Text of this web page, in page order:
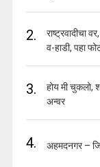
2.
राष्ट्रवादीचा
व-हाडी, पहा
3.
होय मी चुकलो,
अन्वर
4. अहमदनगर –